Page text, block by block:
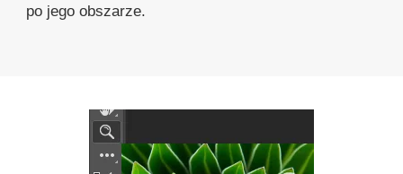
po jego obszarze.